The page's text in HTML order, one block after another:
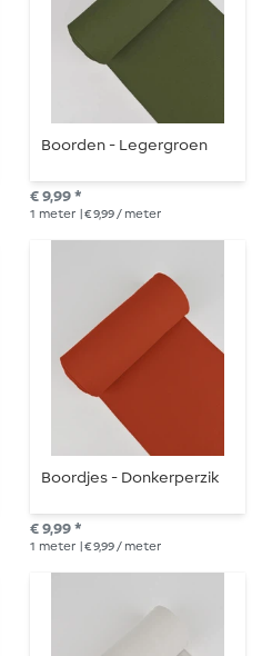
Boorden - Legergroen
€ 9,99 *
1 meter | € 9,99 / meter
Boordjes - Donkerperzik
€ 9,99 *
1 meter | € 9,99 / meter